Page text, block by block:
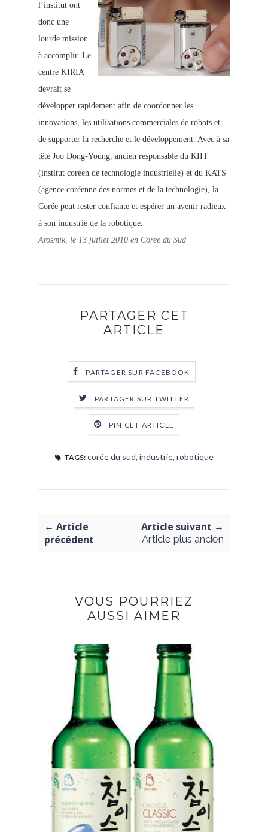
l’institut ont
donc une
lourde mission
à accomplir. Le
centre KIRIA
devrait se
développer rapidement afin de coordonner les
innovations, les utilisations commerciales de robots et
de supporter la recherche et le développement. Avec à sa
tête Joo Dong-Young, ancien responsable du KIIT
(institut coréen de technologie industrielle) et du KATS
(agence coréenne des normes et de la technologie), la
Corée peut rester confiante et espérer un avenir radieux
à son industrie de la robotique.
Arosmik, le 13 juillet 2010 en Corée du Sud
PARTAGER CET
ARTICLE
PARTAGER SUR FACEBOOK
PARTAGER SUR TWITTER
PIN CET ARTICLE
TAGS: corée du sud, industrie, robotique
← Article
précédent
Article suivant →
Article plus ancien
VOUS POURRIEZ
AUSSI AIMER